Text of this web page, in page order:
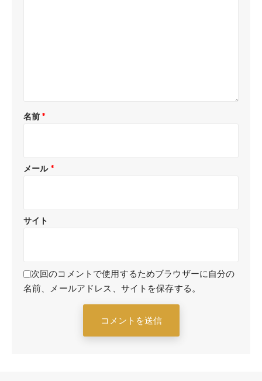
名前 *
メール *
サイト
次回のコメントで使用するためブラウザーに自分の
名前、メールアドレス、サイトを保存する。